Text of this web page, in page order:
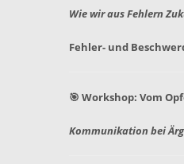
Wie wir aus Fehlern
Fehler- und
🎯 Workshop: Vom
Kommunikation bei